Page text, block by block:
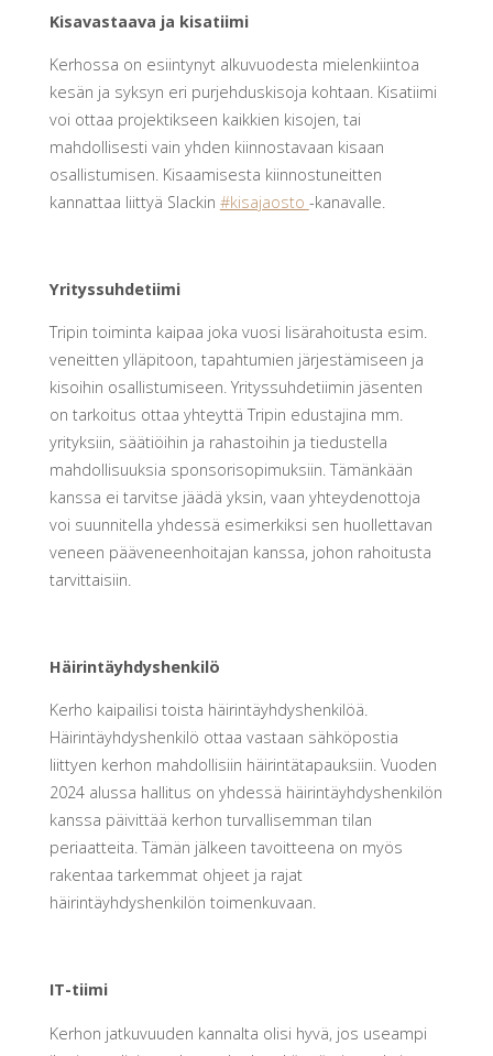
Kisavastaava ja kisatiimi
Kerhossa on esiintynyt alkuvuodesta mielenkiintoa
kesän ja syksyn eri purjehduskisoja kohtaan. Kisatiimi
voi ottaa projektikseen kaikkien kisojen, tai
mahdollisesti vain yhden kiinnostavaan kisaan
osallistumisen. Kisaamisesta kiinnostuneitten
kannattaa liittyä Slackin #kisajaosto -kanavalle.
Yrityssuhdetiimi
Tripin toiminta kaipaa joka vuosi lisärahoitusta esim.
veneitten ylläpitoon, tapahtumien järjestämiseen ja
kisoihin osallistumiseen. Yrityssuhdetiimin jäsenten
on tarkoitus ottaa yhteyttä Tripin edustajina mm.
yrityksiin, säätiöihin ja rahastoihin ja tiedustella
mahdollisuuksia sponsorisopimuksiin. Tämänkään
kanssa ei tarvitse jäädä yksin, vaan yhteydenottoja
voi suunnitella yhdessä esimerkiksi sen huollettavan
veneen pääveneenhoitajan kanssa, johon rahoitusta
tarvittaisiin.
Häirintäyhdyshenkilö
Kerho kaipailisi toista häirintäyhdyshenkilöä.
Häirintäyhdyshenkilö ottaa vastaan sähköpostia
liittyen kerhon mahdollisiin häirintätapauksiin. Vuoden
2024 alussa hallitus on yhdessä häirintäyhdyshenkilön
kanssa päivittää kerhon turvallisemman tilan
periaatteita. Tämän jälkeen tavoitteena on myös
rakentaa tarkemmat ohjeet ja rajat
häirintäyhdyshenkilön toimenkuvaan.
IT-tiimi
Kerhon jatkuvuuden kannalta olisi hyvä, jos useampi